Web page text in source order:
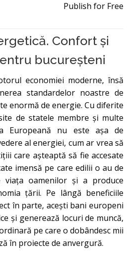
Publish for Free
Confort și
bucureșteni
economiei moderne, însă
standardelor noastre de
enormă de energie. Cu diferite
de statele membre și multe
Europeană nu este așa de
al energiei, cum ar vrea să
care așteaptă să fie accesate
imensă pe care edilii o au de
oamenilor și a produce
țării. Pe lângă beneficiile
în parte, acești bani europeni
și generează locuri de muncă,
pe care o dobândesc mii
în proiecte de anvergură.